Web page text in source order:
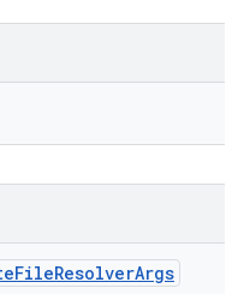
FileResolverArgs